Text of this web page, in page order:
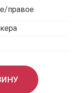
правое